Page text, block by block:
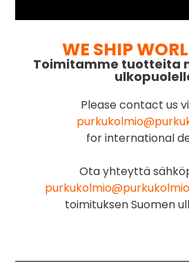
WE SHIP
Toimitamme tuotteita
Please contact us
for international
Ota yhteyttä
toimituksen Suomen